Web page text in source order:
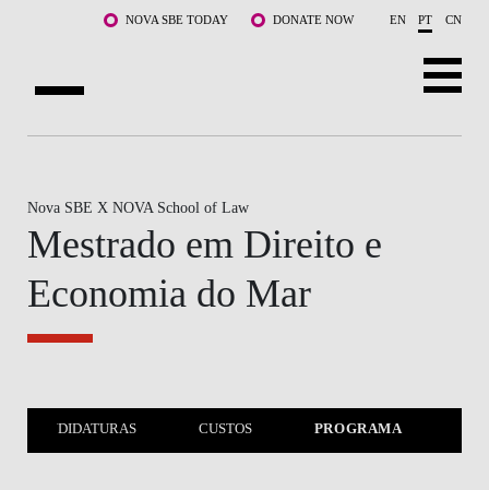
Saltar para o conteúdo principalNOVA SBE TODAY DONATE NOW EN PT CN
CURSOS
DOCENTES E INVESTIGAÇÃO
COMUNIDADE
Nova SBE X NOVA School of Law
Mestrado em Direito e
Economia do Mar
CANDIDATURAS CUSTOS PROGRAMA